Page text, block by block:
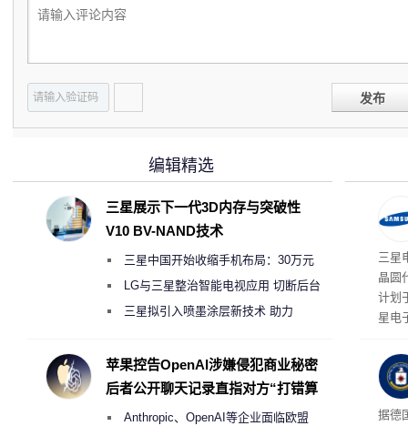
发布
三星
晶圆
计划
星电
地
年实
据德
编辑精选
三星展示下一代3D内存与突破性
V10 BV-NAND技术
三星中国开始收缩手机布局：30万元
月销售额不达标门店 将被逐步清退
LG与三星整治智能电视应用 切断后台
偷偷共享带宽的违规行为
三星拟引入喷墨涂层新技术 助力
度
苹果控告OpenAI涉嫌侵犯商业秘密
后者公开聊天记录直指对方“打错算
Anthropic、OpenAI等企业面临欧盟